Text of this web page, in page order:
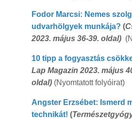
Fodor Marcsi: Nemes
udvarhölgyek munkája? (
2023. május 36-39. oldal)
10 tipp a fogyasztás
Lap Magazin 2023. május
oldal) (Nyomtatott folyóirat)
Angster Erzsébet: Ismerd
technikát! (